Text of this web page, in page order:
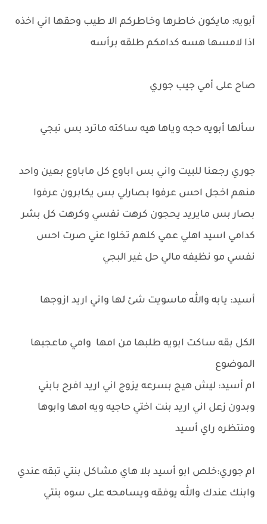
أبويه: مايكون خاطرها وخاطركم الا طيب وحقها اني اخذه
اذا لامسها هسه كدامكم طلقه برأسه
صاح على أمي جيب جوري
سألها أبويه حجه وياها هيه ساكته ماترد بس تبجي
جوري رجعنا للبيت واني بس اباوع كل ماباوع بعين واحد
منهم اخجل احس عرفوا بصارلي بس يكابرون عرفوا
بصار بس مايريد يحجون كرهت نفسي وكرهت كل بشر
كدامي اسيد اهلي عمي كلهم تخلوا عني صرت احس
نفسي مو نظيفه مالي حل غير البجي
أسيد: يابه والله ماسويت شئ لها واني اريد ازوجها
الكل بقه ساكت ابويه طلبها من امها وامي ماعجبها
الموضوع
ام أسيد: ليش هيج بسرعه يزوج اني اريد افرح بابني
وبدون زعل اني اريد بنت اختي حاجيه ويه امها وابوها
ومنتظره راي أسيد
ام جوري:خلص ابو أسيد بلا هاي مشاكل بنتي تبقه عندي
وابنك عندك والله يوفقه ويسامحه على سوه بنتي